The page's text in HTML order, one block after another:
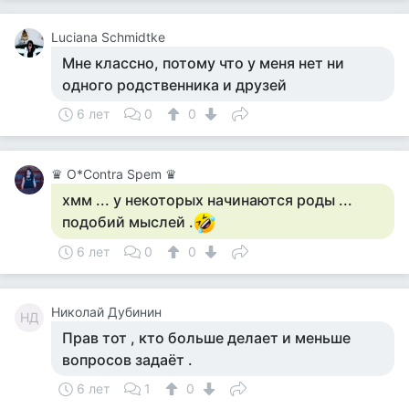
Luciana Schmidtke
Мне классно, потому что у меня нет ни
одного родственника и друзей
6 лет 0 0
♛ О*Contra Spem ♛
хмм ... у некоторых начинаются роды ...
подобий мыслей .
6 лет 0 0
НД Николай Дубинин
Прав тот , кто больше делает и меньше
вопросов задаёт .
6 лет 1 0